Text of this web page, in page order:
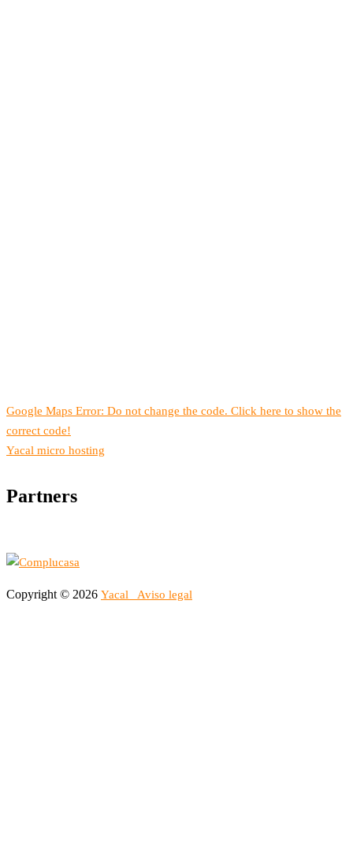
Google Maps Error: Do not change the code. Click here to show the
correct code!
Yacal micro hosting
Partners
Copyright © 2026 Yacal Aviso legal